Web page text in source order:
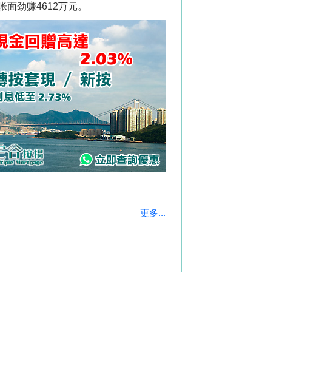
劲赚4612万元。
更多...